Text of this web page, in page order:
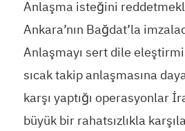
Anlaşma isteğini
Ankara’nın Bağdat’la
Anlaşmayı sert dile
sıcak takip anlaşmasına
karşı yaptığı operasyonlar
büyük bir rahatsızlıkla